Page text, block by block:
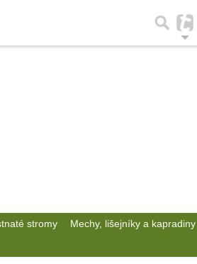
stromy Mechy, lišejníky a kapradiny